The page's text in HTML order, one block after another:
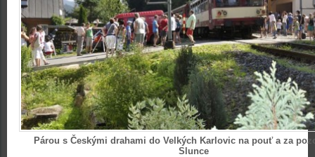
Párou s Českými drahami do Velkých Karlovic na pouť a za
Slunce